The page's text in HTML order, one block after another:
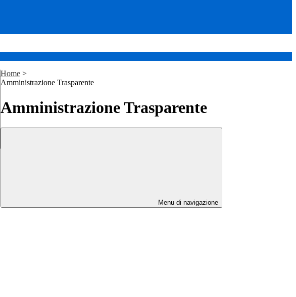
Home >
Amministrazione Trasparente
Amministrazione Trasparente
Menu di navigazione